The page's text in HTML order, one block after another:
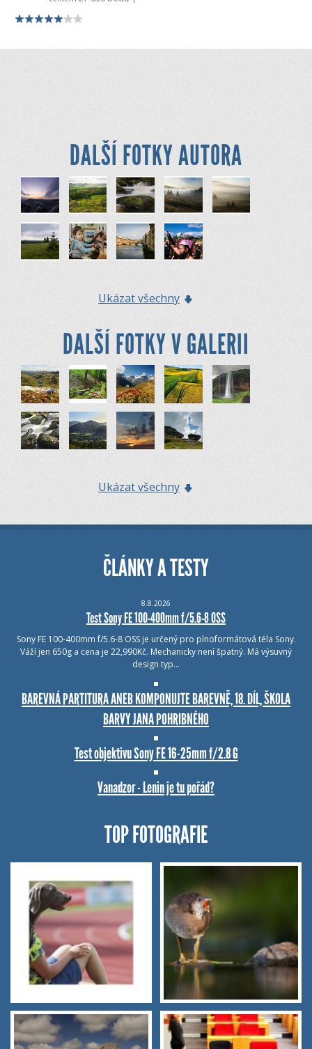
DALŠÍ FOTKY AUTORA
Ukázat všechny
DALŠÍ FOTKY V GALERII
Ukázat všechny
ČLÁNKY A TESTY
8.8.2026
Test Sony FE 100-400mm f/5.6-8 OSS
Sony FE 100-400mm f/5.6-8 OSS je určený pro plnoformátová těla Sony.
Váží jen 650g a cena je 22,990Kč. Mechanicky není špatný. Má výsuvný
design typ…
BAREVNÁ PARTITURA ANEB KOMPONUJTE BAREVNĚ, 18. DÍL, ŠKOLA
BARVY JANA POHRIBNÉHO
Test objektivu Sony FE 16-25mm f/2.8 G
Vanadzor - Lenin je tu pořád?
TOP FOTOGRAFIE